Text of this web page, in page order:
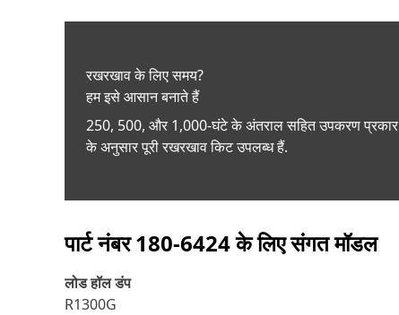
रखरखाव के लिए समय?
हम इसे आसान बनाते हैं
250, 500, और 1,000-घंटे के अंतराल सहित उपकरण प्रकार
के अनुसार पूरी रखरखाव किट उपलब्ध हैं.
पार्ट नंबर180-6424के लिए संगत मॉडल
लोड हॉल डंप
R1300G